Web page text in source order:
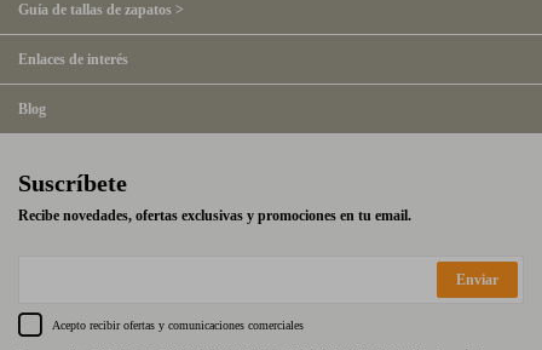
Guía de tallas de zapatos >
Enlaces de interés
Blog
Suscríbete
Recibe novedades, ofertas exclusivas y promociones en tu email.
Enviar
Acepto recibir ofertas y comunicaciones comerciales